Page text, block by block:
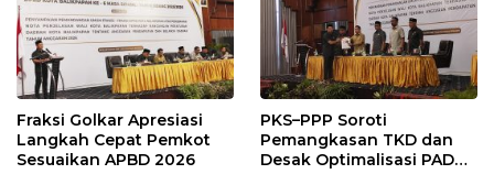
Fraksi Golkar Apresiasi
Langkah Cepat Pemkot
Sesuaikan APBD 2026
PKS–PPP Soroti
Pemangkasan TKD dan
Desak Optimalisasi PAD